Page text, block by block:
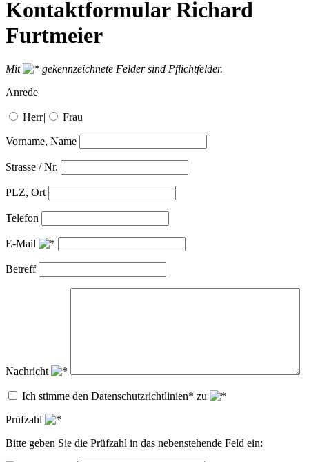
Kontaktformular Richard
Furtmeier
Mit
gekennzeichnete Felder sind Pflichtfelder.
Anrede
Herr| Frau
Vorname, Name
Strasse / Nr.
PLZ, Ort
Telefon
E-Mail
Betreff
Nachricht
Ich stimme den Datenschutzrichtlinien* zu
Prüfzahl
Bitte geben Sie die Prüfzahl in das nebenstehende Feld ein: